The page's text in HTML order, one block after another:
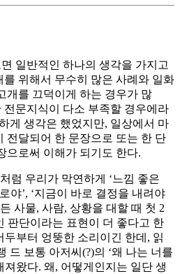
일반적인 하나의 생각을 가지고
위해서 무수히 많은 사례와 일화
개를 끄덕이게 하는 경우가 많
전문지식이 다소 부족할 경우에라
게 생각은 했었지만, 일상에서 마
전달되어 한 문장으로 또는 한 단
으로써 이해가 되기도 한다.
럼 우리가 막연하게 ‘느낌 좋은
야’, ‘지금이 바로 결정을 내려야
사물, 사람, 상황을 대할 때 첫 2
판단이라는 표현이 더 좋다고 한
두부터 엉뚱한 소리이긴 한데, 읽
드 보통 아저씨(?)의 ‘왜 나는 너를
져왔다. 왜, 어떻게인지는 일단 생